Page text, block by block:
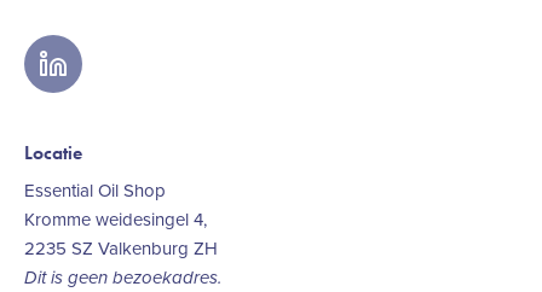
linkedin
Locatie
Essential Oil Shop
Kromme weidesingel 4,
2235 SZ Valkenburg ZH
Dit is geen bezoekadres.